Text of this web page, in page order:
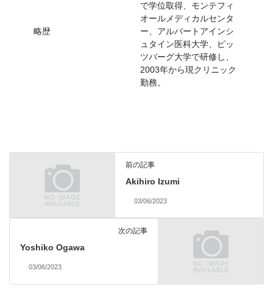
略歴
で学位取得、モンテフィ
オールメディカルセンタ
ー、アルバートアインシ
ュタイン医科大学、ピッ
ツバーグ大学で研修し、
2003年から現クリニック
勤務。
前の記事
Akihiro Izumi
03/06/2023
次の記事
Yoshiko Ogawa
03/06/2023